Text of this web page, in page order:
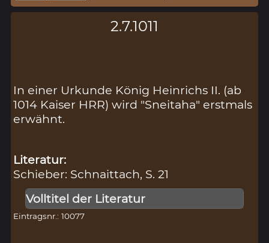
2.7.1011
In einer Urkunde König Heinrichs II. (ab
1014 Kaiser HRR) wird "Sneitaha" erstmals
erwähnt.
Literatur:
Schieber: Schnaittach, S. 21
Volltitel der Literatur
Eintragsnr.: 10077